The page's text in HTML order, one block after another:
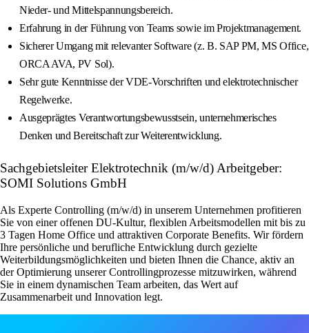
Nieder- und Mittelspannungsbereich.
Erfahrung in der Führung von Teams sowie im Projektmanagement.
Sicherer Umgang mit relevanter Software (z. B. SAP PM, MS Office,
ORCA AVA, PV Sol).
Sehr gute Kenntnisse der VDE-Vorschriften und elektrotechnischer
Regelwerke.
Ausgeprägtes Verantwortungsbewusstsein, unternehmerisches
Denken und Bereitschaft zur Weiterentwicklung.
Sachgebietsleiter Elektrotechnik (m/w/d) Arbeitgeber:
SOMI Solutions GmbH
Als Experte Controlling (m/w/d) in unserem Unternehmen profitieren
Sie von einer offenen DU-Kultur, flexiblen Arbeitsmodellen mit bis zu
3 Tagen Home Office und attraktiven Corporate Benefits. Wir fördern
Ihre persönliche und berufliche Entwicklung durch gezielte
Weiterbildungsmöglichkeiten und bieten Ihnen die Chance, aktiv an
der Optimierung unserer Controllingprozesse mitzuwirken, während
Sie in einem dynamischen Team arbeiten, das Wert auf
Zusammenarbeit und Innovation legt.